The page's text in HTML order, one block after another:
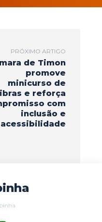
PRÓXIMO ARTIGO
de Timon
promove
minicurso de
e reforça
com
inclusão e
acessibilidade